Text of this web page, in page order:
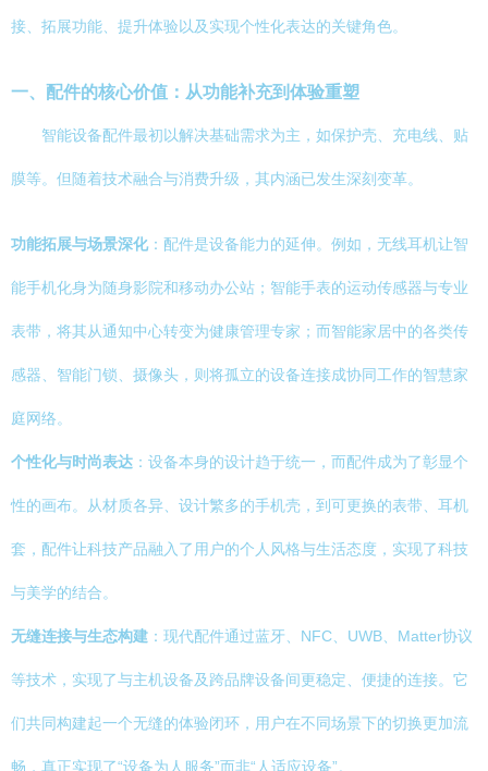
接、拓展功能、提升体验以及实现个性化表达的关键角色。
一、配件的核心价值：从功能补充到体验重塑
智能设备配件最初以解决基础需求为主，如保护壳、充电线、贴
膜等。但随着技术融合与消费升级，其内涵已发生深刻变革。
功能拓展与场景深化：配件是设备能力的延伸。例如，无线耳机让智
能手机化身为随身影院和移动办公站；智能手表的运动传感器与专业
表带，将其从通知中心转变为健康管理专家；而智能家居中的各类传
感器、智能门锁、摄像头，则将孤立的设备连接成协同工作的智慧家
庭网络。
个性化与时尚表达 ：设备本身的设计趋于统一，而配件成为了彰显个
性的画布。从材质各异、设计繁多的手机壳，到可更换的表带、耳机
套，配件让科技产品融入了用户的个人风格与生活态度，实现了科技
与美学的结合。
无缝连接与生态构建 ：现代配件通过蓝牙、NFC、UWB、Matter协议
等技术，实现了与主机设备及跨品牌设备间更稳定、便捷的连接。它
们共同构建起一个无缝的体验闭环，用户在不同场景下的切换更加流
畅，真正实现了“设备为人服务”而非“人适应设备”。